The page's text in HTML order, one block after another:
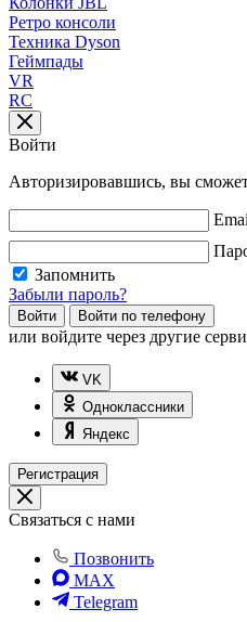
Ретро консоли
Техника Dyson
Геймпады
VR
RC
Войти
Авторизировавшись, вы
Запомнить
Забыли пароль?
Войти Войти по телефону
или войдите через другие
VK
Одноклассники
Яндекс
Регистрация
Связаться с нами
Позвонить
MAX
Telegram